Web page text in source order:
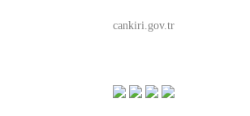
cankiri.gov.tr